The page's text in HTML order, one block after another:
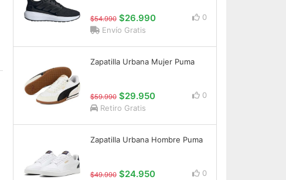
$54.990 $26.990
0
Envío Gratis
Zapatilla Urbana Mujer Puma
$59.990 $29.950
0
Retiro Gratis
Zapatilla Urbana Hombre Puma
$49.990 $24.950
0